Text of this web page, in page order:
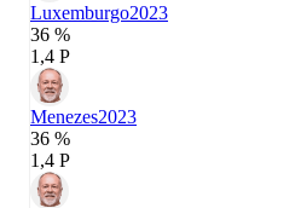
Luxemburgo2023
36 %
1,4 P
Menezes2023
36 %
1,4 P